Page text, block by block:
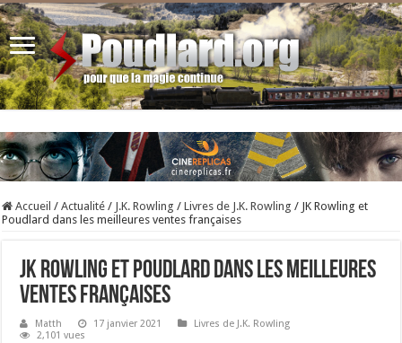
Accueil / Actualité / J.K. Rowling / Livres de J.K. Rowling / JK Rowling et
Poudlard dans les meilleures ventes françaises
JK Rowling et Poudlard dans les meilleures
ventes françaises
Matth 17 janvier 2021
Livres de J.K. Rowling
2,101 vues